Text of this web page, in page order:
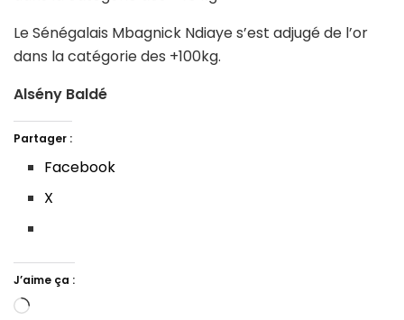
Le Sénégalais Mbagnick Ndiaye s’est adjugé de l’or
dans la catégorie des +100kg.
Alsény Baldé
Partager :
Facebook
X
J’aime ça :
Chargement…